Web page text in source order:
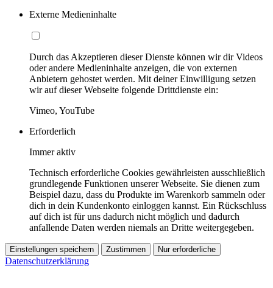
Externe Medieninhalte
Durch das Akzeptieren dieser Dienste können wir dir Videos
oder andere Medieninhalte anzeigen, die von externen
Anbietern gehostet werden. Mit deiner Einwilligung setzen
wir auf dieser Webseite folgende Drittdienste ein:
Vimeo, YouTube
Erforderlich
Immer aktiv
Technisch erforderliche Cookies gewährleisten ausschließlich
grundlegende Funktionen unserer Webseite. Sie dienen zum
Beispiel dazu, dass du Produkte im Warenkorb sammeln oder
dich in dein Kundenkonto einloggen kannst. Ein Rückschluss
auf dich ist für uns dadurch nicht möglich und dadurch
anfallende Daten werden niemals an Dritte weitergegeben.
Einstellungen speichern Zustimmen Nur erforderliche
Datenschutzerklärung